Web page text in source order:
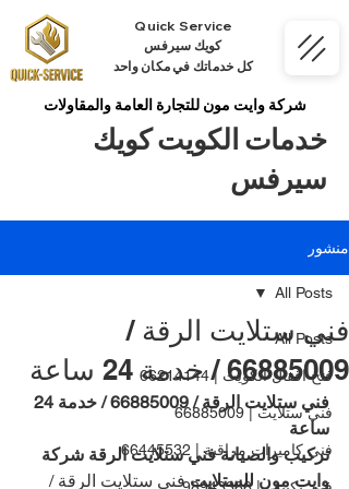
Quick Service
كويك سيرفس
كل خدماتك في مكان واحد
شركة وايت مون للتجارة العامة والمقاولات
خدمات الكويت كويك
سيرفس
منشور
All Posts
فتح اقفال الكويت | 66214144
فني ستلايت | 66885009
فني كاميرات مراقبة | 66445532
All Posts
فني ستلايت الرقة /
66885009 / خدمة 24 ساعة
ساعة
تركيب والصيانة فني ستلايت الرقة شركة
وايت مون للستلايت فني ستلايت الرقة /